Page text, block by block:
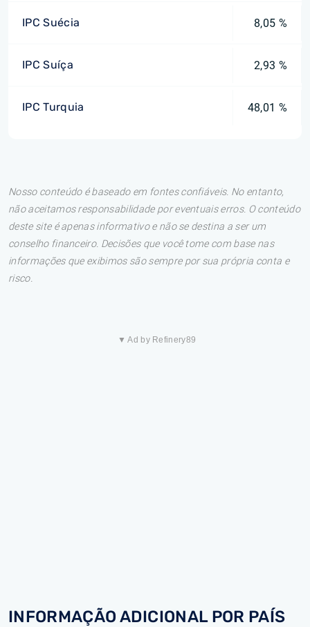
IPC Suécia 8,05 %
IPC Suíça 2,93 %
IPC Turquia 48,01 %
Nosso conteúdo é baseado em fontes confiáveis. No entanto,
não aceitamos responsabilidade por eventuais erros. O conteúdo
deste site é apenas informativo e não se destina a ser um
conselho financeiro. Decisões que você tome com base nas
informações que exibimos são sempre por sua própria conta e
risco.
▼ Ad by Refinery89
INFORMAÇÃO ADICIONAL POR PAÍS